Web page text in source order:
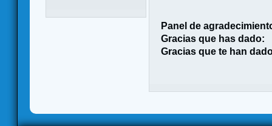
Panel de
Gracias que has dado:
Gracias que te han